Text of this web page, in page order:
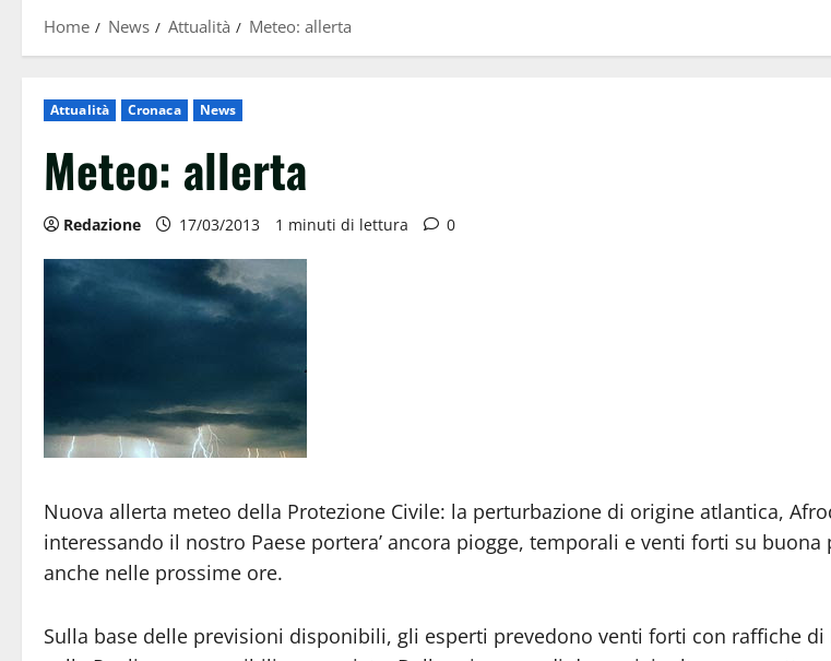
Home News Attualità Meteo: allerta
Attualità Cronaca News
Meteo: allerta
Redazione 17/03/2013 1 minuti di lettura 0
Nuova allerta meteo della Protezione Civile: la perturbazione di origine atlantica,
interessando il nostro Paese portera’ ancora piogge, temporali e venti forti su buona
anche nelle prossime ore.
Sulla base delle previsioni disponibili, gli esperti prevedono venti forti con raffiche di